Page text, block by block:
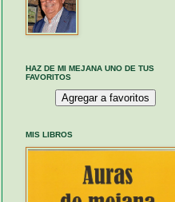
HAZ DE MI MEJANA UNO DE TUS
FAVORITOS
MIS LIBROS